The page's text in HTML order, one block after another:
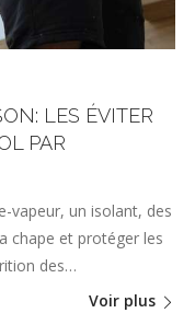
LES ÉVITER
PAR
vapeur, un isolant, des
chape et protéger les
des…
Voir plus